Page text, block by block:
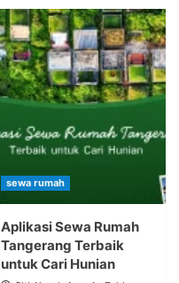
sewa rumah
Aplikasi Sewa Rumah
Tangerang Terbaik
untuk Cari Hunian